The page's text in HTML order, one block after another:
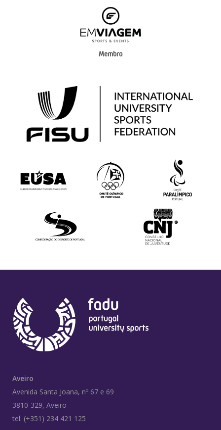
Membro
Aveiro
Avenida Santa Joana, nº 67 e 69
3810-329, Aveiro
tel: (+351) 234 421 125